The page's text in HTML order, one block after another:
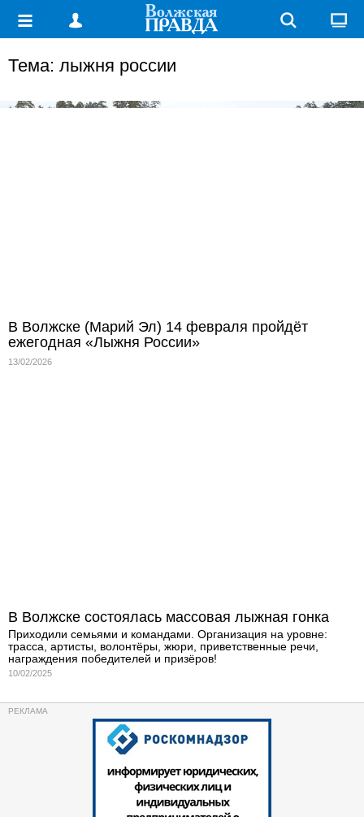
Тема: лыжня россии
В Волжске (Марий Эл) 14 февраля пройдёт
ежегодная «Лыжня России»
13/02/2026
В Волжске состоялась массовая лыжная гонка
Приходили семьями и командами. Организация на уровне:
трасса, артисты, волонтёры, жюри, приветственные речи,
награждения победителей и призёров!
10/02/2025